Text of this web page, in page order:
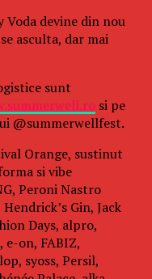
devine din nou
asculta, dar mai
sunt
si pe
@summerwellfest.
Orange, sustinut
si vibe
Peroni Nastro
Gin, Jack
Days, alpro,
e-on, FABIZ,
syoss, Persil,